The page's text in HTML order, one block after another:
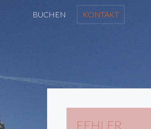
BUCHEN KONTAKT
FEHLER